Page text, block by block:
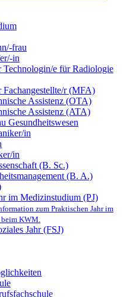
frau
in
Technologin/e für Radiologie
Fachangestellte/r (MFA)
Assistenz (OTA)
Assistenz (ATA)
Gesundheitswesen
in
in
(B. Sc.)
(B. A.)
im Medizinstudium (PJ)
zum Praktischen Jahr im
KWM.
Jahr (FSJ)